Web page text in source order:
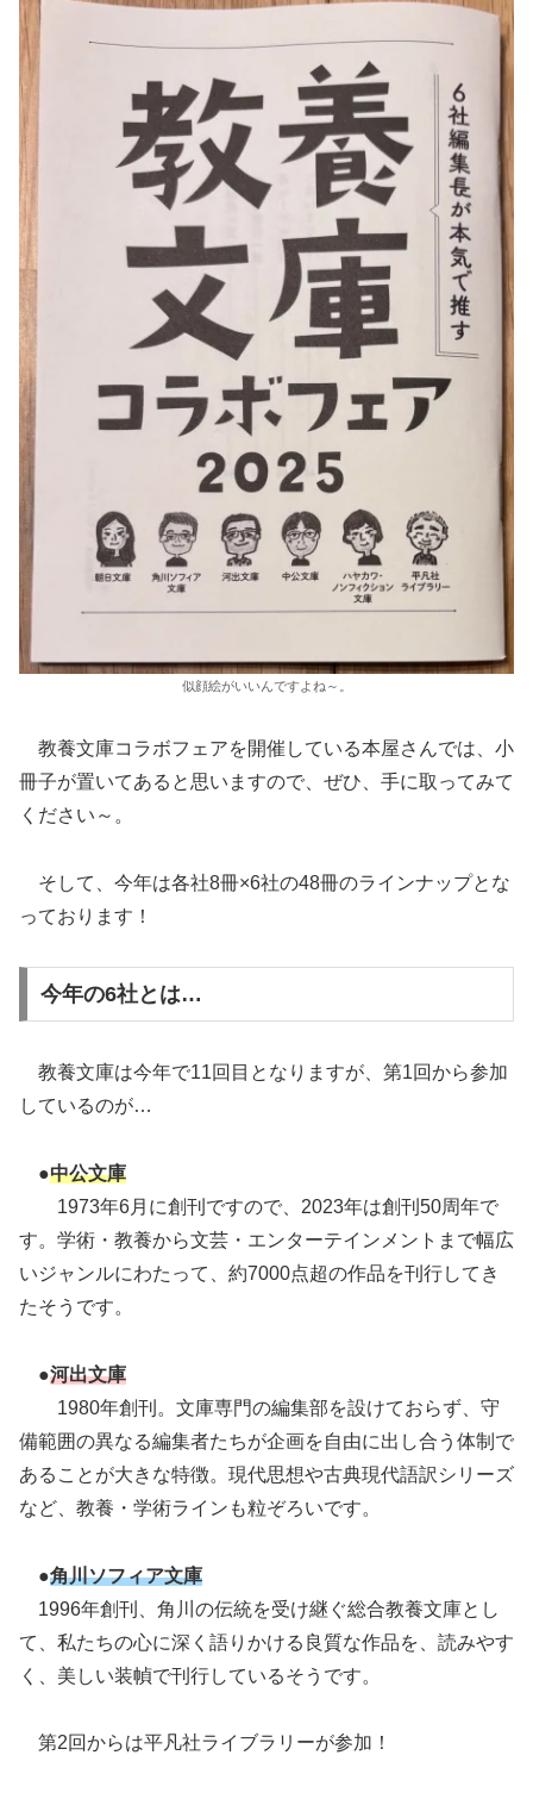
似顔絵がいいんですよね～。
教養文庫コラボフェアを開催している本屋さんでは、小
冊子が置いてあると思いますので、ぜひ、手に取ってみて
ください～。
そして、今年は各社8冊×6社の48冊のラインナップとな
っております！
今年の6社とは…
教養文庫は今年で11回目となりますが、第1回から参加
しているのが…
●中公文庫
1973年6月に創刊ですので、2023年は創刊50周年で
す。学術・教養から文芸・エンターテインメントまで幅広
いジャンルにわたって、約7000点超の作品を刊行してき
たそうです。
●河出文庫
1980年創刊。文庫専門の編集部を設けておらず、守
備範囲の異なる編集者たちが企画を自由に出し合う体制で
あることが大きな特徴。現代思想や古典現代語訳シリーズ
など、教養・学術ラインも粒ぞろいです。
●角川ソフィア文庫
1996年創刊、角川の伝統を受け継ぐ総合教養文庫とし
て、私たちの心に深く語りかける良質な作品を、読みやす
く、美しい装幀で刊行しているそうです。
第2回からは平凡社ライブラリーが参加！